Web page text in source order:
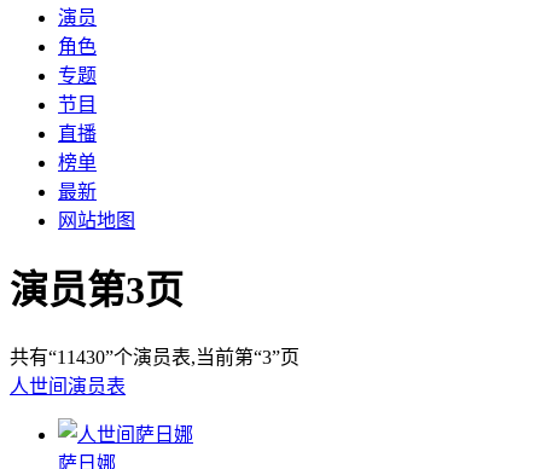
演员
角色
专题
节目
直播
榜单
最新
网站地图
演员第3页
共有“11430”个演员表,当前第“3”页
人世间演员表
萨日娜